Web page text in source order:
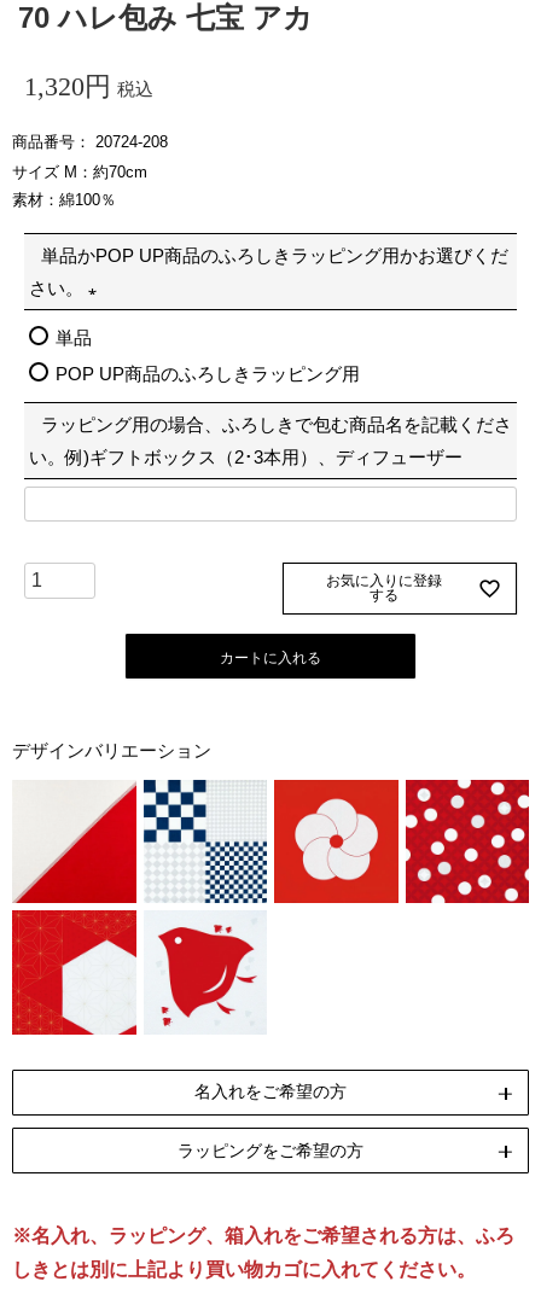
70 ハレ包み 七宝 アカ
1,320 税込
商品番号
20724-208
サイズ M：約70cm
素材：綿100％
単品かPOP UP商品のふろしきラッピング用かお選びくだ
さい。
必
)
単品
POP UP商品のふろしきラッピング用
ラッピング用の場合、ふろしきで包む商品名を記載くださ
い。例)ギフトボックス（2･3本用）、ディフューザー
お気に入りに登録
する
カートに入れる
デザインバリエーション
名入れをご希望の方
ラッピングをご希望の方
リボン包装
[無料]
のし包装
[無料]
箱Mサイズ
[有料]
※名入れ、ラッピング、箱入れをご希望される方は、ふろ
しきとは別に上記より買い物カゴに入れてください。